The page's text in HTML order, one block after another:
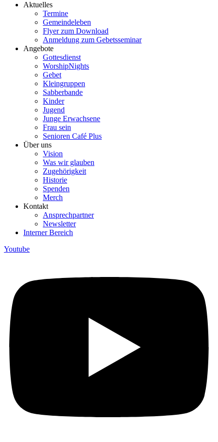
Aktuelles
Termine
Gemeindeleben
Flyer zum Download
Anmeldung zum Gebetsseminar
Angebote
Gottesdienst
WorshipNights
Gebet
Kleingruppen
Sabberbande
Kinder
Jugend
Junge Erwachsene
Frau sein
Senioren Café Plus
Über uns
Vision
Was wir glauben
Zugehörigkeit
Historie
Spenden
Merch
Kontakt
Ansprechpartner
Newsletter
Interner Bereich
Youtube